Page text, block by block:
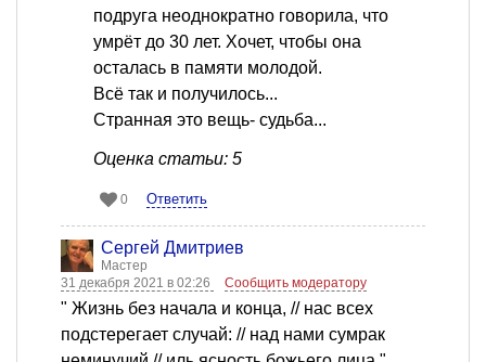
подруга неоднократно говорила, что
умрёт до 30 лет. Хочет, чтобы она
осталась в памяти молодой.
Всё так и получилось...
Странная это вещь- судьба...
Оценка статьи: 5
0 Ответить
Сергей Дмитриев
Мастер
31 декабря 2021 в 02:26
Сообщить модератору
" Жизнь без начала и конца, // нас всех
подстерегает случай: // над нами сумрак